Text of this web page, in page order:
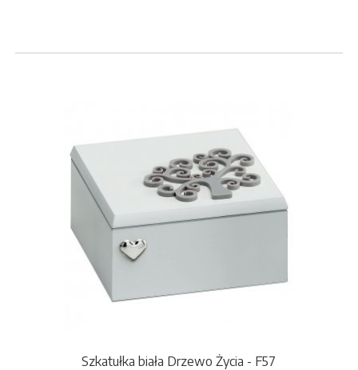
Szkatułka biała Drzewo Życia - F57